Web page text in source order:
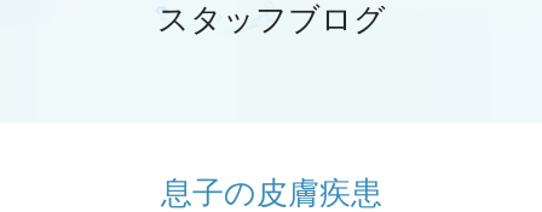
スタッフブログ
息子の皮膚疾患